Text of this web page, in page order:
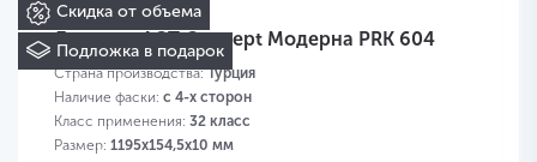
Скидка от объема
Подложка в подарок
Ламинат AGT Concept Модерна PRK 604
Страна производства:Турция
Наличие фаски: с 4-х сторон
Класс применения: 32 класс
Размер: 1195х154,5х10 мм